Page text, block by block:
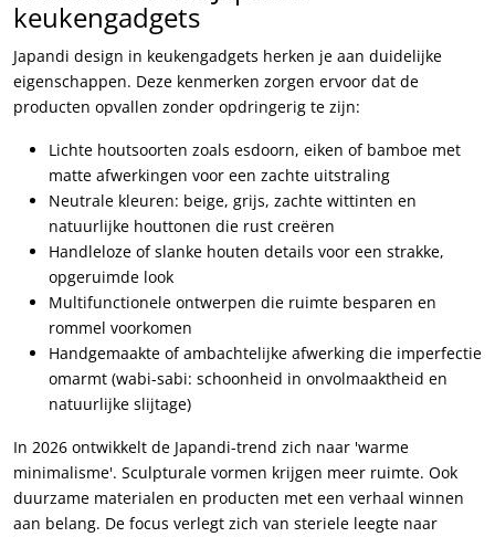
keukengadgets
Japandi design in keukengadgets herken je aan duidelijke
eigenschappen. Deze kenmerken zorgen ervoor dat de
producten opvallen zonder opdringerig te zijn:
Lichte houtsoorten zoals esdoorn, eiken of bamboe met
matte afwerkingen voor een zachte uitstraling
Neutrale kleuren: beige, grijs, zachte wittinten en
natuurlijke houttonen die rust creëren
Handleloze of slanke houten details voor een strakke,
opgeruimde look
Multifunctionele ontwerpen die ruimte besparen en
rommel voorkomen
Handgemaakte of ambachtelijke afwerking die imperfectie
omarmt (wabi-sabi: schoonheid in onvolmaaktheid en
natuurlijke slijtage)
In 2026 ontwikkelt de Japandi-trend zich naar 'warme
minimalisme'. Sculpturale vormen krijgen meer ruimte. Ook
duurzame materialen en producten met een verhaal winnen
aan belang. De focus verlegt zich van steriele leegte naar